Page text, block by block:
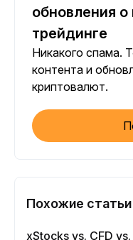
обновления
трейдинге
Никакого спама.
контента и
криптовалют.
Похожие статьи
xStocks vs. CFD